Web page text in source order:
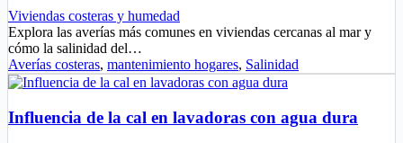
Viviendas costeras y humedad
Explora las averías más comunes en viviendas cercanas al mar y
cómo la salinidad del…
Averías costeras, mantenimiento hogares, Salinidad
Influencia de la cal en lavadoras con agua dura